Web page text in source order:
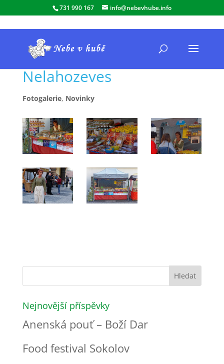
731 990 167 info@nebevhube.info
Nelahozeves
Fotogalerie, Novinky
Nejnovější příspěvky
Anenská pouť – Boží Dar
Food festival Sokolov